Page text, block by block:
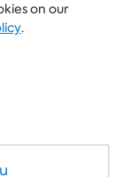
on our
.